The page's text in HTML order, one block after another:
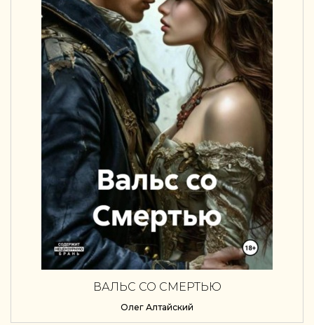
ВАЛЬС СО СМЕРТЬЮ
Олег Алтайский